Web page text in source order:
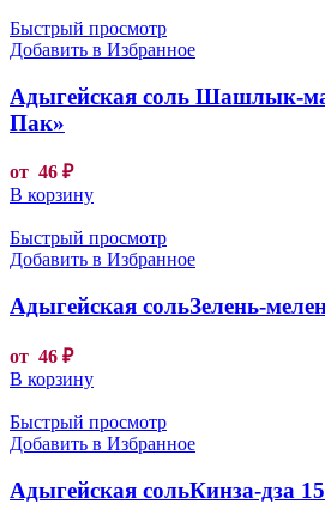
Быстрый просмотр
Добавить в Избранное
Адыгейская соль Шашлык-
Пак»
от 46 ₽
В корзину
Быстрый просмотр
Добавить в Избранное
Адыгейская сольЗелень-
от 46 ₽
В корзину
Быстрый просмотр
Добавить в Избранное
Адыгейская сольКинза-дза